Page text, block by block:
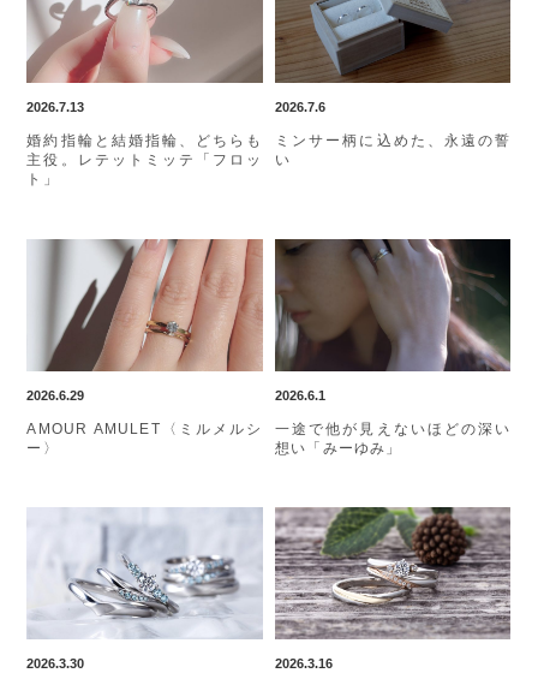
2026.7.13
婚約指輪と結婚指輪、どちらも
主役。レテットミッテ「フロッ
ト」
2026.7.6
ミンサー柄に込めた、永遠の誓
い
2026.6.29
AMOUR AMULET〈ミルメルシ
ー〉
2026.6.1
一途で他が見えないほどの深い
想い「みーゆみ」
2026.3.30 2026.3.16